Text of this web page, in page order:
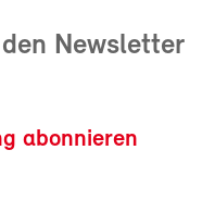
Newsletter
abonnieren